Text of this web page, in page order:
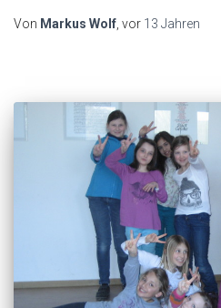
Von Markus Wolf , vor 13 Jahren